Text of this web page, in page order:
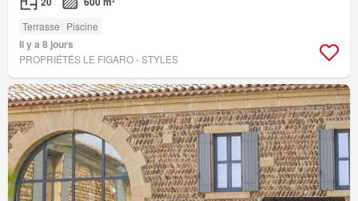
Terrasse Piscine
Il y a 8 jours
PROPRIÉTÉS LE FIGARO - STYLES